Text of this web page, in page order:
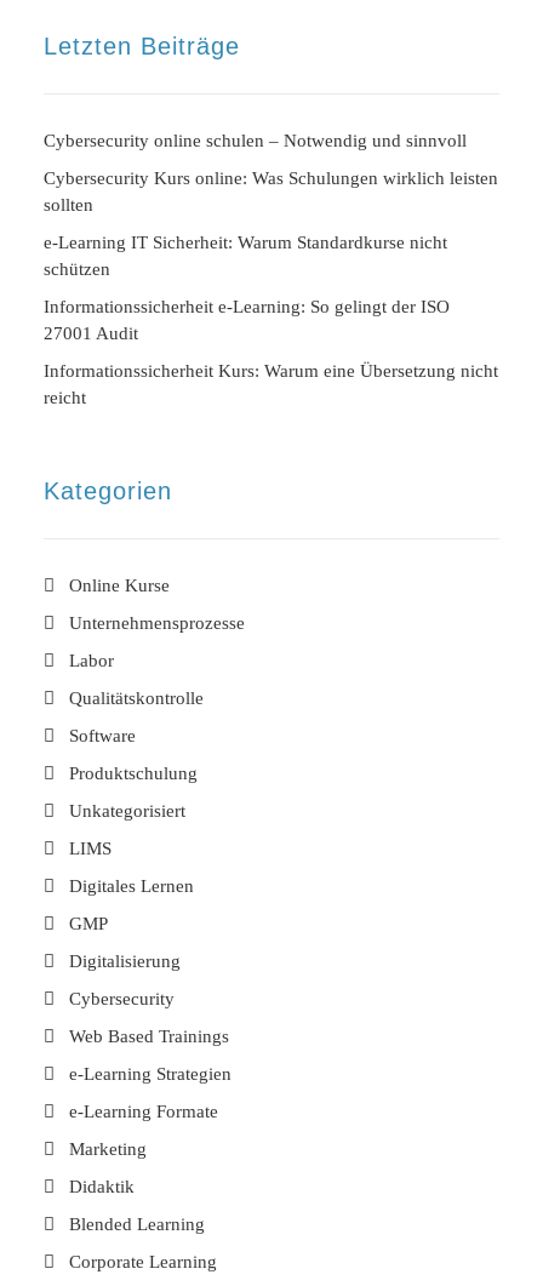
Letzten Beiträge
Cybersecurity online schulen – Notwendig und sinnvoll
Cybersecurity Kurs online: Was Schulungen wirklich leisten
sollten
e-Learning IT Sicherheit: Warum Standardkurse nicht
schützen
Informationssicherheit e-Learning: So gelingt der ISO
27001 Audit
Informationssicherheit Kurs: Warum eine Übersetzung nicht
reicht
Kategorien
Online Kurse
Unternehmensprozesse
Labor
Qualitätskontrolle
Software
Produktschulung
Unkategorisiert
LIMS
Digitales Lernen
GMP
Digitalisierung
Cybersecurity
Web Based Trainings
e-Learning Strategien
e-Learning Formate
Marketing
Didaktik
Blended Learning
Corporate Learning